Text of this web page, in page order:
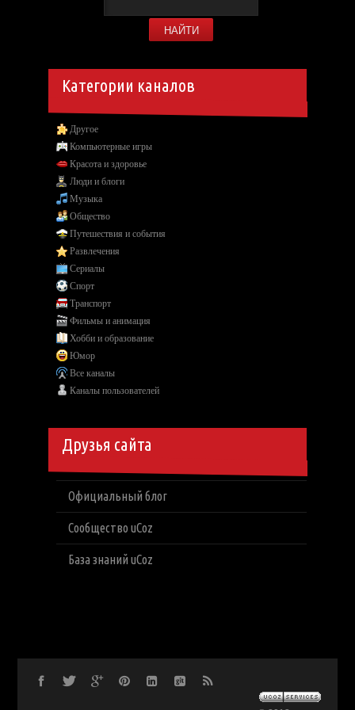
Категории каналов
Другое
Компьютерные игры
Красота и здоровье
Люди и блоги
Музыка
Общество
Путешествия и события
Развлечения
Сериалы
Спорт
Транспорт
Фильмы и анимация
Хобби и образование
Юмор
Все каналы
Каналы пользователей
Друзья сайта
Официальный блог
Сообщество uCoz
База знаний uCoz